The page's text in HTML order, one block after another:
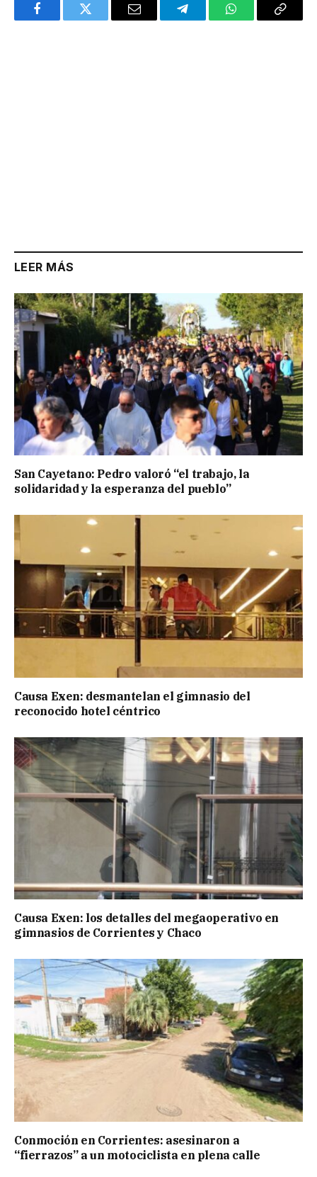
FacebookTwitter Email TelegramWhatsAppCopy
LEER MÁS
San Cayetano: Pedro valoró “el trabajo, la
solidaridad y la esperanza del pueblo”
Causa Exen: desmantelan el gimnasio del
reconocido hotel céntrico
Causa Exen: los detalles del megaoperativo en
gimnasios de Corrientes y Chaco
Conmoción en Corrientes: asesinaron a
“fierrazos” a un motociclista en plena calle